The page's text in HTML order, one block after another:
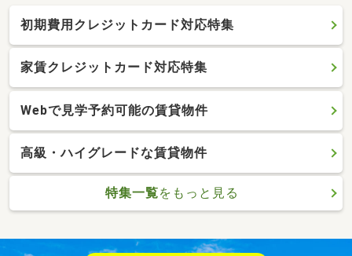
初期費用クレジットカード対応特集
家賃クレジットカード対応特集
Webで見学予約可能の賃貸物件
高級・ハイグレードな賃貸物件
特集一覧をもっと見る